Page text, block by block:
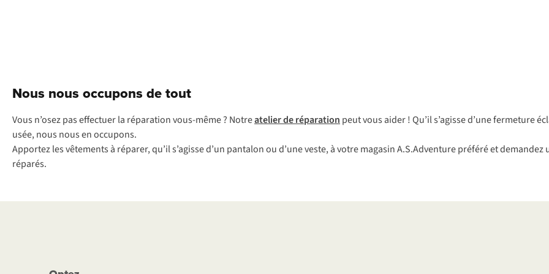
Nous nous occupons de tout
Vous n’osezpaseffectuerla réparationvous-même? Notreatelierderéparation peutvous aider!Qu’ils’agissed’unefermetureéc
usée,nous nousenoccupons.
Apportezlesvêtements à réparer,qu’ils’agissed’un pantalonoud’uneveste,àvotremagasinA.S.Adventurepréféréetdemandez
réparés.